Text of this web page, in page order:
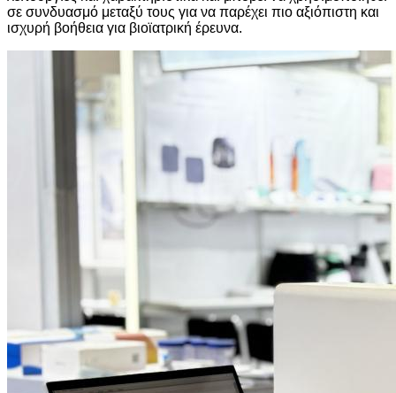
σε συνδυασμό μεταξύ τους για να παρέχει πιο αξιόπιστη και
ισχυρή βοήθεια για βιοϊατρική έρευνα.